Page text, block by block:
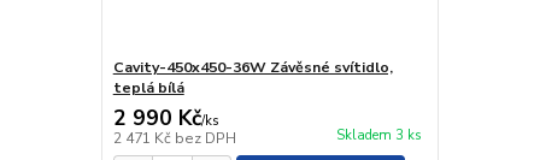
Cavity-450x450-36W Závěsné svítidlo,
teplá bílá
2 990 Kč/ks
2 471 Kč bez DPH Skladem 3 ks